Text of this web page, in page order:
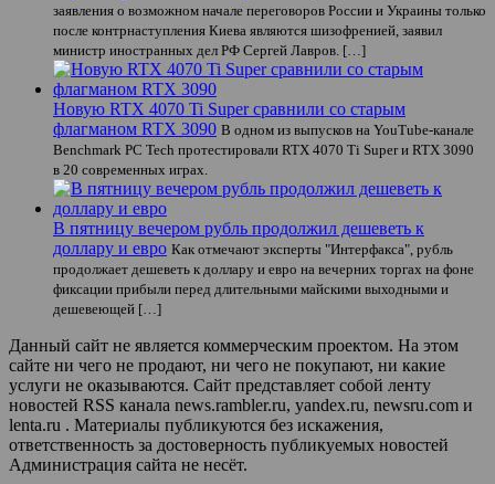
заявления о возможном начале переговоров России и Украины только
после контрнаступления Киева являются шизофренией, заявил
министр иностранных дел РФ Сергей Лавров. […]
Новую RTX 4070 Ti Super сравнили со старым
флагманом RTX 3090 В одном из выпусков на YouTube-канале
Benchmark PC Tech протестировали RTX 4070 Ti Super и RTX 3090
в 20 современных играх.
В пятницу вечером рубль продолжил дешеветь к
доллару и евро Как отмечают эксперты "Интерфакса", рубль
продолжает дешеветь к доллару и евро на вечерних торгах на фоне
фиксации прибыли перед длительными майскими выходными и
дешевеющей […]
Данный сайт не является коммерческим проектом. На этом
сайте ни чего не продают, ни чего не покупают, ни какие
услуги не оказываются. Сайт представляет собой ленту
новостей RSS канала news.rambler.ru, yandex.ru, newsru.com и
lenta.ru . Материалы публикуются без искажения,
ответственность за достоверность публикуемых новостей
Администрация сайта не несёт.